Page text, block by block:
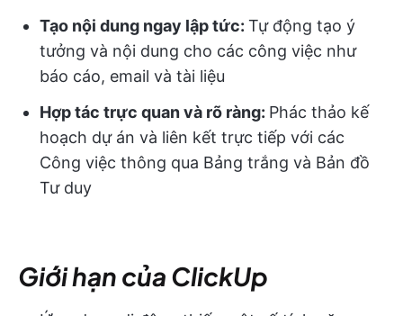
Tạo nội dung ngay lập tức: Tự động tạo ý
tưởng và nội dung cho các công việc như
báo cáo, email và tài liệu
Hợp tác trực quan và rõ ràng: Phác thảo kế
hoạch dự án và liên kết trực tiếp với các
Công việc thông qua Bảng trắng và Bản đồ
Tư duy
Giới hạn của ClickUp